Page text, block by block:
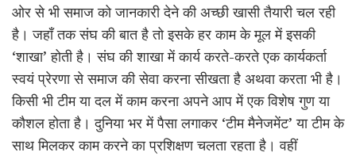
ओर से भी समाज को जानकारी देने की अच्छी खासी तैयारी चल रही
है। जहाँ तक संघ की बात है तो इसके हर काम के मूल में इसकी
‘शाखा’ होती है। संघ की शाखा में कार्य करते-करते एक कार्यकर्ता
स्वयं प्रेरणा से समाज की सेवा करना सीखता है अथवा करता भी है।
किसी भी टीम या दल में काम करना अपने आप में एक विशेष गुण या
कौशल होता है। दुनिया भर में पैसा लगाकर ‘टीम मैनेजमेंट’ या टीम के
साथ मिलकर काम करने का प्रशिक्षण चलता रहता है। वहीं